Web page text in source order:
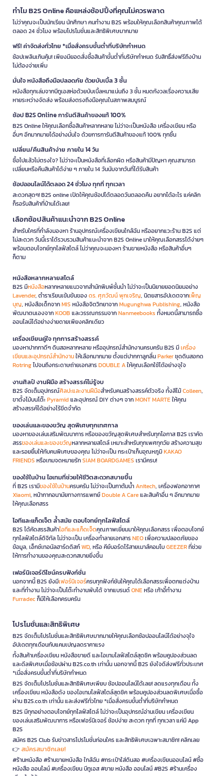
ทำไม B2S Online คือแหล่งช้อปปิ้งที่คุณไม่ควรพลาด
ไม่ว่าคุณจะเป็นนักเรียน นักศึกษา คนทำงาน B2S พร้อมให้คุณเลือกสินค้าคุณภาพได้
ตลอด 24 ชั่วโมง พร้อมโปรโมชั่นและสิทธิพิเศษมากมาย
ฟรี! ค่าจัดส่งทั่วไทย *เมื่อสั่งครบขั้นต่ำที่บริษัทกำหนด
ช้อปเพลินเกินคุ้ม! เพียงมียอดสั่งซื้อสินค้าขั้นต่ำที่บริษัทกำหนด รับสิทธิ์ส่งฟรีถึงบ้าน
ไม่ต้องจ่ายเพิ่ม
มั่นใจ หนังสือถึงมือปลอดภัย ด้วยบับเบิ้ล 3 ชั้น
หนังสือทุกเล่มจากบีทูเอสห่อด้วยบับเบิ้ลหนาแน่นถึง 3 ชั้น หมดกังวลเรื่องความเสีย
หายระหว่างจัดส่ง พร้อมส่งตรงถึงมือคุณในสภาพสมบูรณ์
ช้อป B2S Online การันตีสินค้าของแท้ 100%
B2S Online ให้คุณเลือกซื้อสินค้าหลากหลาย ไม่ว่าจะเป็นหนังสือ เครื่องเขียน หรือ
อื่นๆ อีกมากมายได้อย่างมั่นใจ ด้วยการการันตีสินค้าของแท้ 100% ทุกชิ้น
เปลี่ยน/คืนสินค้าง่าย ภายใน 14 วัน
ซื้อไปแล้วไม่ตรงใจ? ไม่ว่าจะเป็นหนังสือที่เลือกผิด หรือสินค้ามีปัญหา คุณสามารถ
เปลี่ยนหรือคืนสินค้าได้ง่าย ๆ ภายใน 14 วันนับจากวันที่ได้รับสินค้า
ช้อปออนไลน์ได้ตลอด 24 ชั่วโมง ทุกที่ ทุกเวลา
สะดวกสุดๆ! B2S online เปิดให้คุณช้อปได้ตลอดวันตลอดคืน อยากได้อะไร แค่คลิก
ก็รอรับสินค้าที่บ้านได้เลย!
เลือกช้อปสินค้าแนะนำจาก B2S Online
สำหรับใครที่กำลังมองหา ร้านอุปกรณ์เครื่องเขียนใกล้ฉัน หรืออยากแวะร้าน B2S แต่
ไม่สะดวก วันนี้เราได้รวบรวมสินค้าแนะนำจาก B2S Online มาให้คุณเลือกสรรได้ง่ายๆ
พร้อมตอบโจทย์ทุกไลฟ์สไตล์ ไม่ว่าคุณจะมองหา ร้านขายหนังสือ หรือสินค้าอื่นๆ
ก็ตาม
หนังสือหลากหลายสไตล์
B2S มีหนังสือหลากหลายแนวจากสำนักพิมพ์ชั้นนำ ไม่ว่าจะเป็นนิยายยอดนิยมอย่าง
Lavender, ตำราเรียนเข้มข้นของดร. ศุภวัฒน์ พุกเจริญ, นิตยสารอัปเดตจากเพ็ญ
บุญ, หนังสือเด็กจากMIS หนังสือจิตวิทยาจากMugunghwa Publishing, หนังสือ
พัฒนาตนเองจากKOOB และวรรณกรรมจากNanmeebooks ทั้งหมดนี้สามารถซื้อ
ออนไลน์ได้อย่างง่ายดายเพียงคลิกเดียว
เครื่องเขียนคู่ใจ ทุกการสร้างสรรค์
มองหาปากกาดีๆ ดินสอหลากหลาย หรืออุปกรณ์สำนักงานครบครัน B2S มีเครื่อง
เขียนและอุปกรณ์สำนักงานให้เลือกมากมาย ตั้งแต่ปากกาลูกลื่นParkerชุดดินสอกด
Rotringไปจนถึงกระดาษถ่ายเอกสารDOUBLE Aให้คุณเลือกใช้ได้อย่างจุใจ
งานศิลป์ งานฝีมือ สร้างสรรค์ไม่รู้จบ
B2S จัดเต็มอุปกรณ์ศิลปะและงานฝีมือสำหรับคนสร้างสรรค์ตัวจริง ทั้งสีไม้Colleen,
ขาตั้งไม้บนโต๊ะPyramidและอุปกรณ์ DIY ต่างๆ จากMONT MARTEให้คุณ
สร้างสรรค์ได้อย่างไร้ขีดจำกัด
ของเล่นและของขวัญ สุดพิเศษทุกเทศกาล
มองหาของเล่นเสริมพัฒนาการ หรือของขวัญสุดพิเศษสำหรับทุกโอกาส B2S เราคัด
สรรของเล่นและของขวัญหลากหลายสไตล์ เหมาะสำหรับทุกเพศทุกวัย สร้างความสุข
และรอยยิ้มให้กับคนพิเศษของคุณ ไม่ว่าจะเป็น กระเป๋าเก็บอุณหภูมิKAKAO
FRIENDS หรือเกมจดหมายรักSIAM BOARDGAMES เรามีครบ!
ของใช้ในบ้าน ไอเทมที่ช่วยให้ชีวิตสะดวกสบายขึ้น
ที่ B2S เรามีของใช้ในบ้านครบครัน ไม่ว่าจะเป็นกาต้มน้ำAnitech, เครื่องฟอกอากาศ
Xiaomi, หน้ากากอนามัยทางการแพทย์Double A Careและสินค้าอื่น ๆ อีกมากมาย
ให้คุณเลือกสรร
ไอทีและแก็ดเจ็ต ล้ำสมัย ตอบโจทย์ทุกไลฟ์สไตล์
B2S ได้คัดสรรสินค้าไอทีและแก็ดเจ็ตคุณภาพเยี่ยมมาให้คุณเลือกสรร เพื่อตอบโจทย์
ทุกไลฟ์สไตล์ดิจิทัล ไม่ว่าจะเป็น เครื่องทำลายเอกสารNEOเพื่อความปลอดภัยของ
ข้อมูล, เอ็กซ์เทอนัลฮาร์ดดิสก์WD, หรือ คีย์บอร์ดไร้สายเมาส์คอมโบGEEZERที่ช่วย
ให้การทำงานของคุณสะดวกสบายยิ่งขึ้น
เฟอร์นิเจอร์ดีไซน์ครบฟังก์ชั่น
นอกจากนี้ B2S ยังมีเฟอร์นิเจอร์ครบทุกฟังก์ชันให้คุณได้เลือกสรรเพื่อตกแต่งบ้าน
และที่ทำงาน ไม่ว่าจะเป็นโต๊ะทำงานพับได้ จากแบรนด์ONEหรือ เก้าอี้ทำงาน
Furradecก็มีให้เลือกครบครัน
โปรโมชั่นและสิทธิพิเศษ
B2S จัดเต็มโปรโมชั่นและสิทธิพิเศษมากมายให้คุณเลือกช้อปออนไลน์ได้อย่างจุใจ
อัปเดตทุกเดือนกับแคมเปญลดราคาแรง
ทั้งสินค้าเครื่องเขียน หนังสือขายดี และไอเทมไลฟ์สไตล์สุดชิค พร้อมคูปองส่วนลด
และดีลพิเศษเมื่อช้อปผ่าน B2S.co.th เท่านั้น นอกจากนี้ B2S ยังใจดีส่งฟรีทั่วประเทศ
*เมื่อสั่งครบขั้นต่ำที่บริษัทกำหนด
B2S จัดเต็มโปรโมชั่นและสิทธิพิเศษเพียบ ช้อปออนไลน์ได้เลย! ลดแรงทุกเดือน ทั้ง
เครื่องเขียน หนังสือดัง ของไอเทมไลฟ์สไตล์สุดชิค พร้อมคูปองส่วนลดพิเศษเมื่อซื้อ
ผ่าน B2S.co.th เท่านั้น และส่งฟรีทั่วไทย *เมื่อสั่งครบขั้นต่ำที่บริษัทกำหนด
B2S มีทุกอย่างตอบโจทย์ทุกไลฟ์สไตล์ ไม่ว่าจะเป็นอุปกรณ์อ่านเขียน เครื่องเขียน
ของเล่นเสริมพัฒนาการ หรือเฟอร์นิเจอร์ ช้อปง่าย สะดวก ทุกที่ ทุกเวลา แค่มี App
B2S
สมัคร B2S Club รับข่าวสารโปรโมชั่นก่อนใคร และสิทธิพิเศษเฉพาะสมาชิก! คลิกเลย
👉 สมัครสมาชิกเลย!
#ร้านหนังสือ #ร้านขายหนังสือ ใกล้ฉัน #กระเป๋าใส่ดินสอ #เครื่องเขียนออนไลน์ #ซื้อ
หนังสือ ออนไลน์ #เครื่องเขียน บีทูเอส #ขาย หนังสือ ออนไลน์ #B2S #ร้านเครื่อง